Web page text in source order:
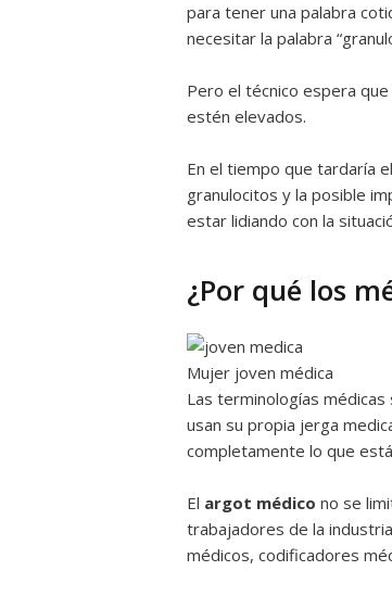
para tener una palabra
necesitar la palabra
Pero el técnico espera
estén elevados.
En el tiempo que tardaría
granulocitos y la posible
estar lidiando con la
¿Por qué los
Mujer joven médica
Las terminologías
usan su propia jerga
completamente lo que
El argot médico no se
trabajadores de la
médicos, codificadores